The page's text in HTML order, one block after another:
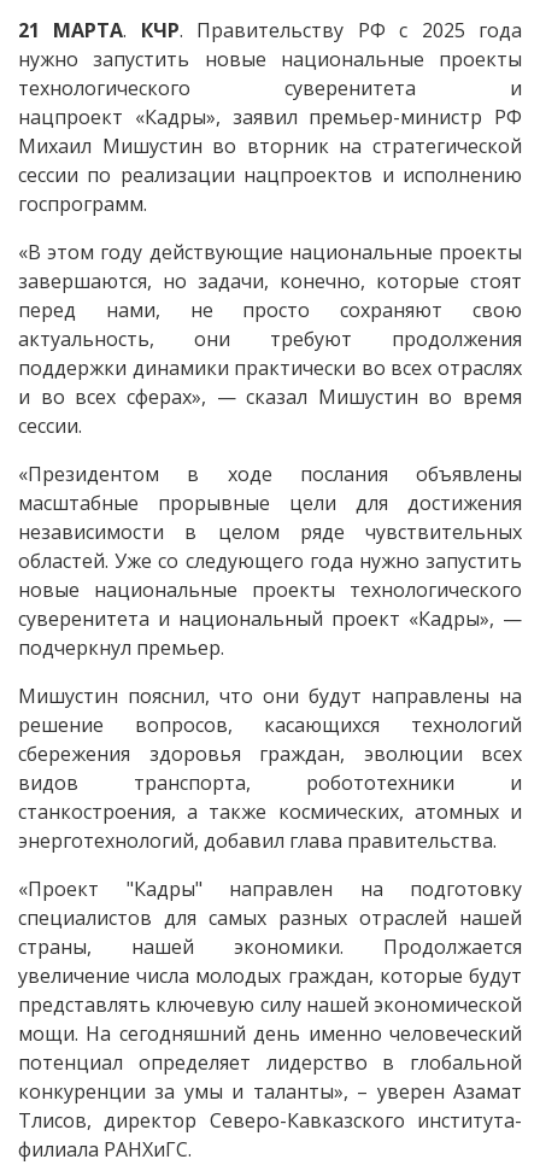
21 МАРТА. КЧР. Правительству РФ с 2025 года
нужно запустить новые национальные проекты
технологического суверенитета и
нацпроект «Кадры», заявил премьер-министр РФ
Михаил Мишустин во вторник на стратегической
сессии по реализации нацпроектов и исполнению
госпрограмм.
«В этом году действующие национальные проекты
завершаются, но задачи, конечно, которые стоят
перед нами, не просто сохраняют свою
актуальность, они требуют продолжения
поддержки динамики практически во всех отраслях
и во всех сферах», — сказал Мишустин во время
сессии.
«Президентом в ходе послания объявлены
масштабные прорывные цели для достижения
независимости в целом ряде чувствительных
областей. Уже со следующего года нужно запустить
новые национальные проекты технологического
суверенитета и национальный проект «Кадры», —
подчеркнул премьер.
Мишустин пояснил, что они будут направлены на
решение вопросов, касающихся технологий
сбережения здоровья граждан, эволюции всех
видов транспорта, робототехники и
станкостроения, а также космических, атомных и
энерготехнологий, добавил глава правительства.
«Проект "Кадры" направлен на подготовку
специалистов для самых разных отраслей нашей
страны, нашей экономики. Продолжается
увеличение числа молодых граждан, которые будут
представлять ключевую силу нашей экономической
мощи. На сегодняшний день именно человеческий
потенциал определяет лидерство в глобальной
конкуренции за умы и таланты», – уверен Азамат
Тлисов, директор Северо-Кавказского института-
филиала РАНХиГС.